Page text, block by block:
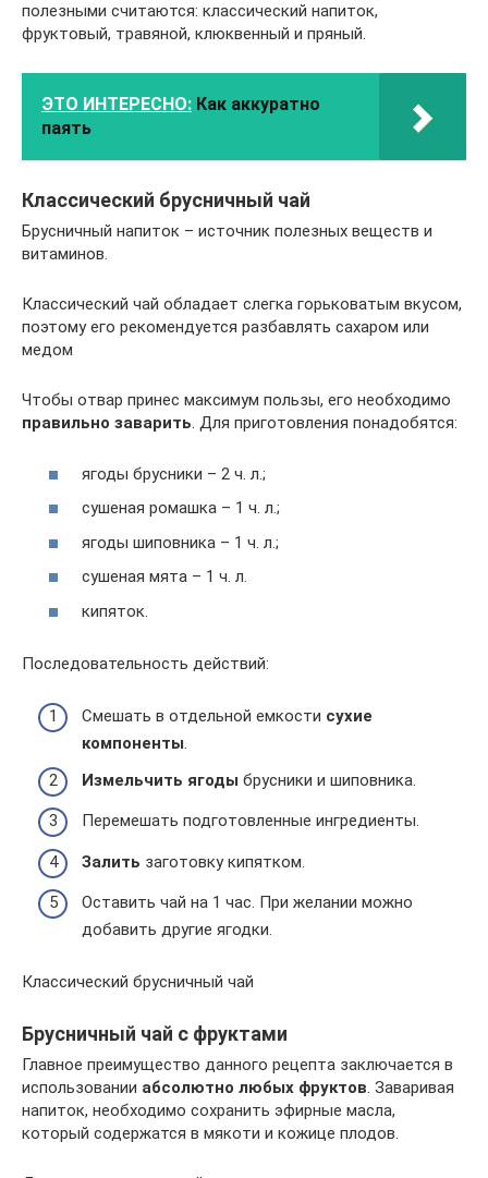
полезными считаются: классический напиток,
фруктовый, травяной, клюквенный и пряный.
ЭТО ИНТЕРЕСНО: Как аккуратно
паять
Классический брусничный чай
Брусничный напиток – источник полезных веществ и
витаминов.
Классический чай обладает слегка горьковатым вкусом,
поэтому его рекомендуется разбавлять сахаром или
медом
Чтобы отвар принес максимум пользы, его необходимо
правильно заварить. Для приготовления понадобятся:
ягоды брусники – 2 ч. л.;
сушеная ромашка – 1 ч. л.;
ягоды шиповника – 1 ч. л.;
сушеная мята – 1 ч. л.
кипяток.
Последовательность действий:
Смешать в отдельной емкости сухие
компоненты.
Измельчить ягоды брусники и шиповника.
Перемешать подготовленные ингредиенты.
Залить заготовку кипятком.
Оставить чай на 1 час. При желании можно
добавить другие ягодки.
Классический брусничный чай
Брусничный чай с фруктами
Главное преимущество данного рецепта заключается в
использовании абсолютно любых фруктов. Заваривая
напиток, необходимо сохранить эфирные масла,
который содержатся в мякоти и кожице плодов.